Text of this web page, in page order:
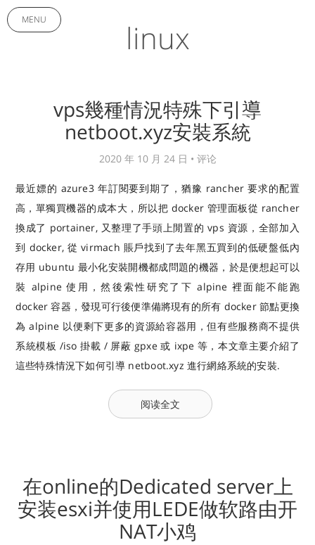
MENU linux
vps幾種情況特殊下引導
netboot.xyz安裝系統
2020 年 10 月 24 日 • 评论
最近嫖的 azure3 年訂閱要到期了，猶豫 rancher 要求的配置
高，單獨買機器的成本大，所以把 docker 管理面板從 rancher
換成了 portainer, 又整理了手頭上閒置的 vps 資源，全部加入
到 docker, 從 virmach 賬戶找到了去年黑五買到的低硬盤低內
存用 ubuntu 最小化安裝開機都成問題的機器，於是便想起可以
裝 alpine 使用，然後索性研究了下 alpine 裡面能不能跑
docker 容器，發現可行後便準備將現有的所有 docker 節點更換
為 alpine 以便剩下更多的資源給容器用，但有些服務商不提供
系統模板 /iso 掛載 / 屏蔽 gpxe 或 ixpe 等，本文章主要介紹了
這些特殊情況下如何引導 netboot.xyz 進行網絡系統的安裝.
阅读全文
在online的Dedicated server上
安装esxi并使用LEDE做软路由开
NAT小鸡